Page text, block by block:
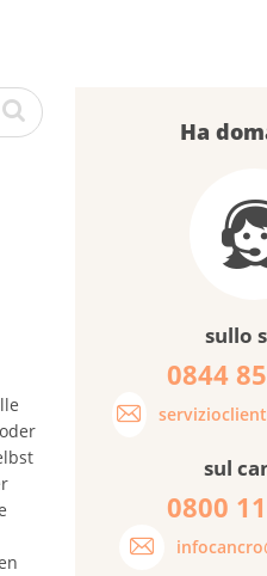
Ha
sullo
0844
sul
0800